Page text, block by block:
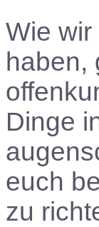
Wie
haben,
Dinge
euch
zu